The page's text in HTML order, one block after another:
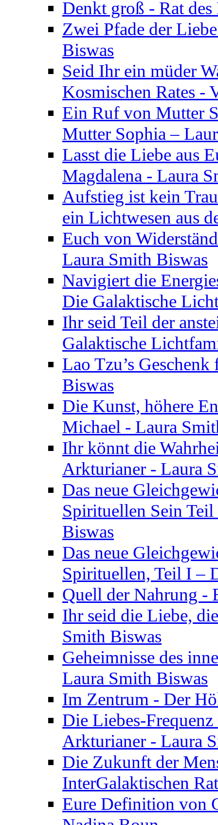
Denkt groß - Rat
Zwei Pfade der
Biswas
Seid Ihr ein müder
Kosmischen Rates -
Ein Ruf von Mutter
Mutter Sophia –
Lasst die Liebe aus
Magdalena - Laura
Aufstieg ist kein
ein Lichtwesen aus
Euch von
Laura Smith Biswas
Navigiert die
Die Galaktische
Ihr seid Teil der
Galaktische
Lao Tzu’s
Biswas
Die Kunst, höhere
Michael - Laura
Ihr könnt die
Arkturianer - Laura
Das neue
Spirituellen Sein
Biswas
Das neue
Spirituellen, Teil I –
Quell der Nahrung -
Ihr seid die Liebe,
Smith Biswas
Geheimnisse des
Laura Smith Biswas
Im Zentrum - Der
Die Liebes-
Arkturianer - Laura
Die Zukunft der
InterGalaktischen
Eure Definition von